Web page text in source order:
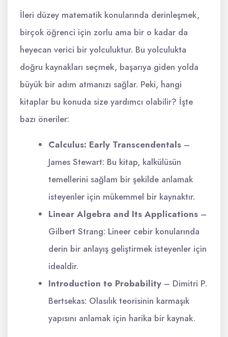
İleri düzey matematik konularında derinleşmek,
birçok öğrenci için zorlu ama bir o kadar da
heyecan verici bir yolculuktur. Bu yolculukta
doğru kaynakları seçmek, başarıya giden yolda
büyük bir adım atmanızı sağlar. Peki, hangi
kitaplar bu konuda size yardımcı olabilir? İşte
bazı öneriler:
Calculus: Early Transcendentals –
James Stewart: Bu kitap, kalkülüsün
temellerini sağlam bir şekilde anlamak
isteyenler için mükemmel bir kaynaktır.
Linear Algebra and Its Applications –
Gilbert Strang: Lineer cebir konularında
derin bir anlayış geliştirmek isteyenler için
idealdir.
Introduction to Probability – Dimitri P.
Bertsekas: Olasılık teorisinin karmaşık
yapısını anlamak için harika bir kaynak.